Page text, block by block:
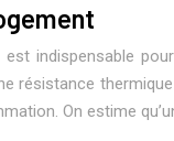
indispensable
résistance
On estime